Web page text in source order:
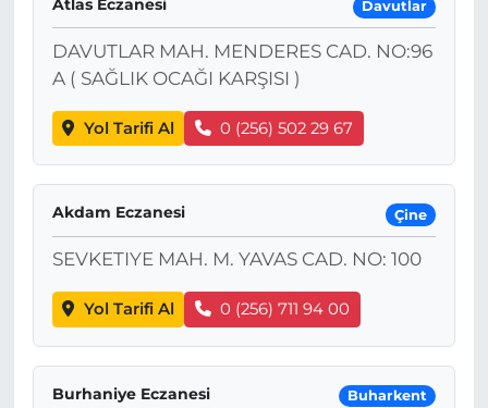
Atlas Eczanesi Davutlar
DAVUTLAR MAH. MENDERES CAD. NO:96
A ( SAĞLIK OCAĞI KARŞISI )
Yol Tarifi Al 0 (256) 502 29 67
Akdam Eczanesi Çine
SEVKETIYE MAH. M. YAVAS CAD. NO: 100
Yol Tarifi Al 0 (256) 711 94 00
Burhaniye Eczanesi Buharkent